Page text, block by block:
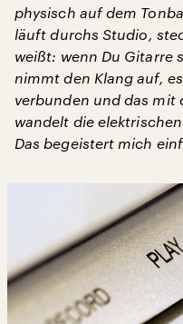
physisch auf dem
läuft durchs Studio,
weißt: wenn Du Gitarre
nimmt den Klang auf,
verbunden und das mit
wandelt die
Das begeistert mich